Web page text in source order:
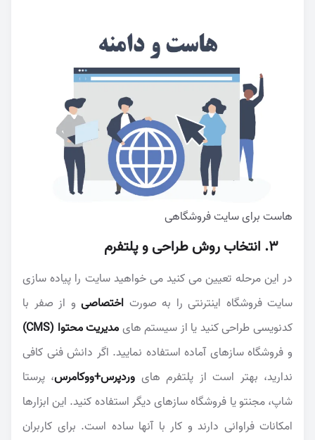
هاست برای سایت فروشگاهی
۳. انتخاب روش طراحی و پلتفرم
در این مرحله تعیین می کنید می خواهید سایت را پیاده سازی
سایت فروشگاه اینترنتی را به صورت اختصاصی و از صفر با
کدنویسی طراحی کنید یا از سیستم هایمدیریت محتوا (CMS)
و فروشگاه سازهای آماده استفاده نمایید. اگر دانش فنی کافی
ندارید، بهتر است از پلتفرم های وردپرس+ووکامرس، پرستا
شاپ، مجنتو یا فروشگاه سازهای دیگر استفاده کنید. این ابزارها
امکانات فراوانی دارند و کار با آنها ساده است. برای کاربران